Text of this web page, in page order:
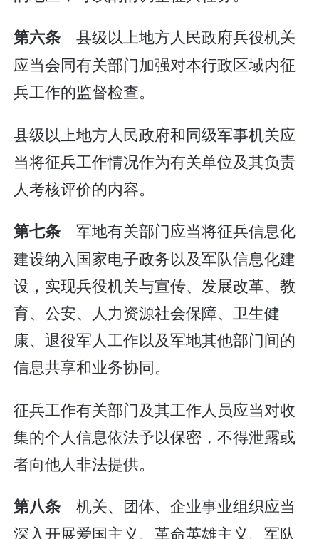
第六条 县级以上地方人民政府兵役机关
应当会同有关部门加强对本行政区域内征
兵工作的监督检查。
县级以上地方人民政府和同级军事机关应
当将征兵工作情况作为有关单位及其负责
人考核评价的内容。
第七条 军地有关部门应当将征兵信息化
建设纳入国家电子政务以及军队信息化建
设，实现兵役机关与宣传、发展改革、教
育、公安、人力资源社会保障、卫生健
康、退役军人工作以及军地其他部门间的
信息共享和业务协同。
征兵工作有关部门及其工作人员应当对收
集的个人信息依法予以保密，不得泄露或
者向他人非法提供。
第八条 机关、团体、企业事业组织应当
深入开展爱国主义、革命英雄主义、军队